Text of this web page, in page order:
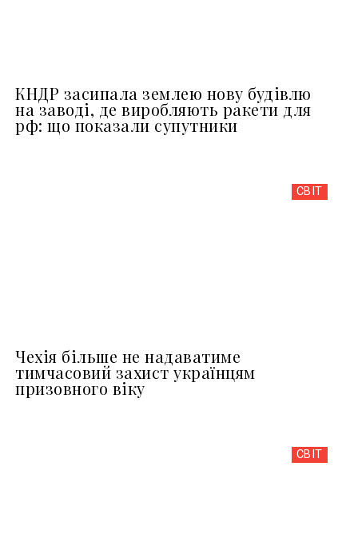
КНДР засипала землею нову будівлю
на заводі, де виробляють ракети для
рф: що показали супутники
СВІТ
Чехія більше не надаватиме
тимчасовий захист українцям
призовного віку
СВІТ